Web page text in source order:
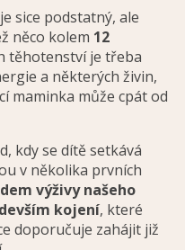
sice podstatný, ale
něco kolem 12
těhotenství je třeba
a některých živin,
maminka může cpát od
kdy se dítě setkává
v několika prvních
výživy našeho
kojení, které
doporučuje zahájit již